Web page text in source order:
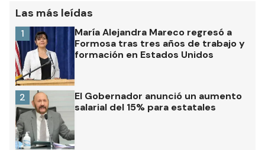
Las más leídas
María Alejandra Mareco regresó a
Formosa tras tres años de trabajo y
formación en Estados Unidos
1
El Gobernador anunció un aumento
salarial del 15% para estatales
2